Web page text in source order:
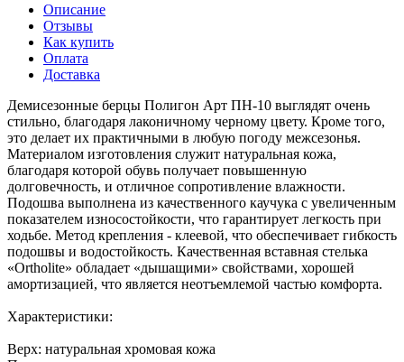
Описание
Отзывы
Как купить
Оплата
Доставка
Демисезонные берцы Полигон Арт ПН-10 выглядят очень
стильно, благодаря лаконичному черному цвету. Кроме того,
это делает их практичными в любую погоду межсезонья.
Материалом изготовления служит натуральная кожа,
благодаря которой обувь получает повышенную
долговечность, и отличное сопротивление влажности.
Подошва выполнена из качественного каучука с увеличенным
показателем износостойкости, что гарантирует легкость при
ходьбе. Метод крепления - клеевой, что обеспечивает гибкость
подошвы и водостойкость. Качественная вставная стелька
«Ortholite» обладает «дышащими» свойствами, хорошей
амортизацией, что является неотъемлемой частью комфорта.
Характеристики:
Верх: натуральная хромовая кожа